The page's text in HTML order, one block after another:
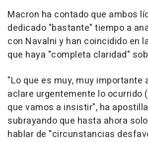
Macron ha contado que ambos
dedicado "bastante" tiempo a
con Navalni y han coincidido en
que haya "completa claridad"
"Lo que es muy, muy importante
aclare urgentemente lo ocurrido
que vamos a insistir", ha
subrayando que hasta ahora
hablar de "circunstancias